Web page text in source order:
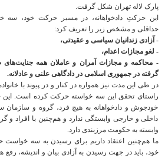
پارک لاله تهران شکل گرفت.
این حرکتِ دادخواهانه، در مسیر حرکت خود، سه
حداقلی و مشخص زیر را تعریف کرد:
- آزادی زندانیان سیاسی و عقیدتی،
- لغو مجازات اعدام،
- محاکمه و مجازات آمران و عاملان همه
گرفته در جمهوری اسلامی در دادگاهی علنی و عادلانه.
در طی این مدت نیز همواره در کنار و در پیوند با
راستای تحقق این سه خواسته حرکت کرده است.
خودجوش و دادخواهانه به هیچ فرد، گروه و سازمان
داخلی و خارجی وابستگی ندارد و هم‌چنین با افراد و
وابسته به حکومت مرزبندی دارد.
ما هم‌چنین اعتقاد داریم برای رسیدن به سه خواست
خود، باید در جهت رسیدن به آزادی بیان و اندیشه، رفع